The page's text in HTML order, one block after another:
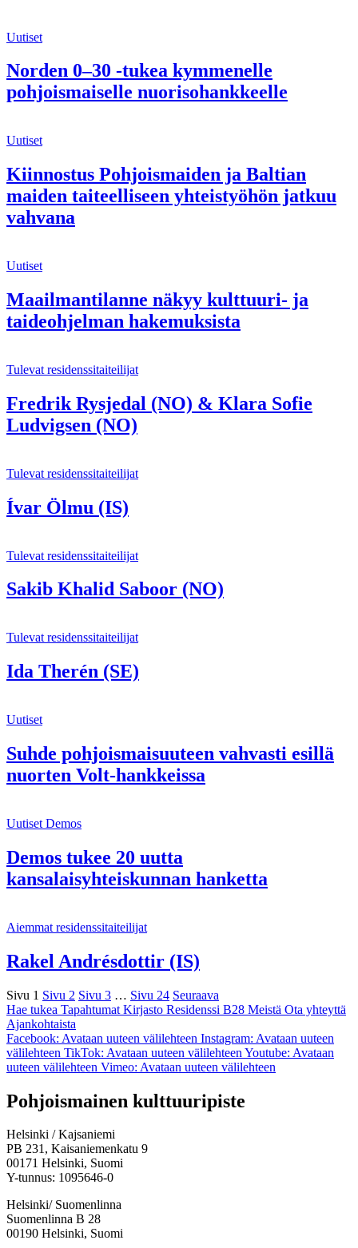
Uutiset
Norden 0–30 -tukea kymmenelle
pohjoismaiselle nuorisohankkeelle
Uutiset
Kiinnostus Pohjoismaiden ja Baltian
maiden taiteelliseen yhteistyöhön jatkuu
vahvana
Uutiset
Maailmantilanne näkyy kulttuuri- ja
taideohjelman hakemuksista
Tulevat residenssitaiteilijat
Fredrik Rysjedal (NO) & Klara Sofie
Ludvigsen (NO)
Tulevat residenssitaiteilijat
Ívar Ölmu (IS)
Tulevat residenssitaiteilijat
Sakib Khalid Saboor (NO)
Tulevat residenssitaiteilijat
Ida Therén (SE)
Uutiset
Suhde pohjoismaisuuteen vahvasti esillä
nuorten Volt-hankkeissa
Uutiset Demos
Demos tukee 20 uutta
kansalaisyhteiskunnan hanketta
Aiemmat residenssitaiteilijat
Rakel Andrésdottir (IS)
Sivu 1 Sivu 2 Sivu 3 … Sivu 24 Seuraava
Hae tukea Tapahtumat Kirjasto Residenssi B28 Meistä Ota yhteyttä
Ajankohtaista
Facebook: Avataan uuteen välilehteen Instagram: Avataan uuteen
välilehteen TikTok: Avataan uuteen välilehteen Youtube: Avataan
uuteen välilehteen Vimeo: Avataan uuteen välilehteen
Pohjoismainen kulttuuripiste
Helsinki / Kajsaniemi
PB 231, Kaisaniemenkatu 9
00171 Helsinki, Suomi
Y-tunnus: 1095646-0
Helsinki/ Suomenlinna
Suomenlinna B 28
00190 Helsinki, Suomi